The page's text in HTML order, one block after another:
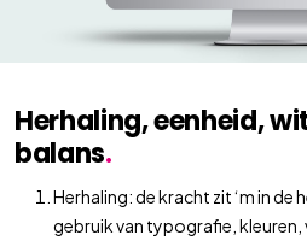
Herhaling, eenheid,
balans.
Herhaling: de kracht zit ‘m in
gebruik van typografie, kleuren,